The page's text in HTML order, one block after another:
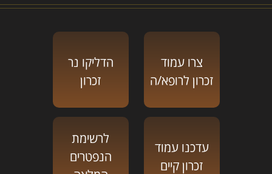
צרו עמוד
זכרון לרופא/ה
הדליקו נר
זכרון
עדכנו עמוד
זכרון קיים
לרשימת
הנפטרים